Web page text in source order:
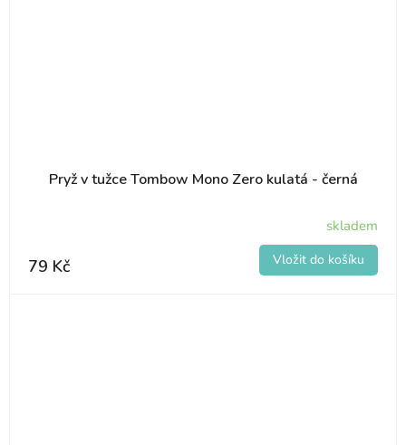
Pryž v tužce Tombow Mono Zero kulatá - černá
skladem
79 Kč